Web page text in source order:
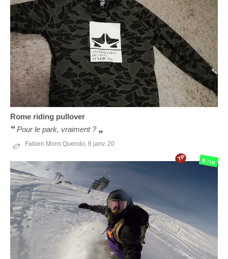
Rome riding pullover
Pour le park, vraiment ?
Fabien Mons Quendo, 8 janv. 20
9/10
TP